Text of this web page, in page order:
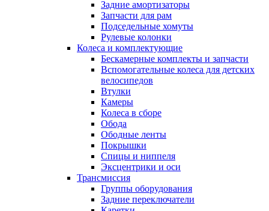
Задние амортизаторы
Запчасти для рам
Подседельные хомуты
Рулевые колонки
Колеса и комплектующие
Бескамерные комплекты и запчасти
Вспомогательные колеса для детских
велосипедов
Втулки
Камеры
Колеса в сборе
Обода
Ободные ленты
Покрышки
Спицы и ниппеля
Эксцентрики и оси
Трансмиссия
Группы оборудования
Задние переключатели